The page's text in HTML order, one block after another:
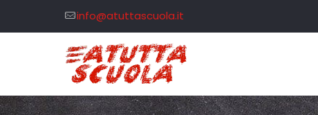
info@atuttascuola.it